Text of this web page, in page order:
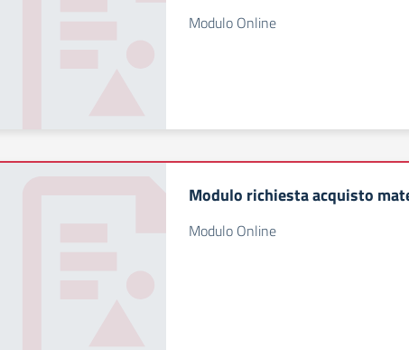
Modulo Online
Modulo richiesta acquisto
Modulo Online